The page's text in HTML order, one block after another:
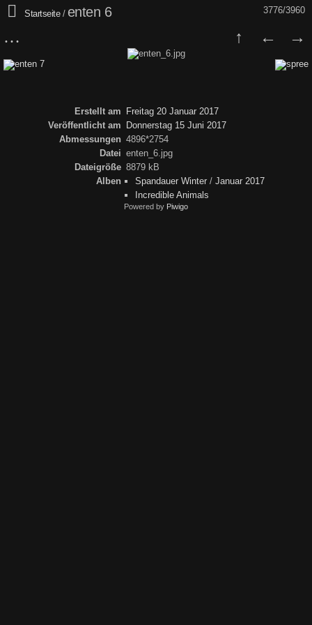
3776/3960
Startseite/ enten 6
Erstellt am
Freitag 20 Januar 2017
Veröffentlicht am
Donnerstag 15 Juni 2017
Abmessungen 4896*2754
Datei enten_6.jpg
Dateigröße 8879 kB
Alben
Spandauer Winter/ Januar 2017
Incredible Animals
Powered by Piwigo